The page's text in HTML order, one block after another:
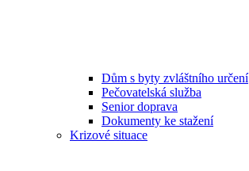
Dům s byty zvláštního určení
Pečovatelská služba
Senior doprava
Dokumenty ke stažení
Krizové situace